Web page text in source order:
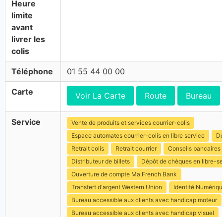
Heure
limite
avant
livrer les
colis
Téléphone 01 55 44 00 00
Carte Voir La Carte Route Bureau
Service
Vente de produits et services courrier-colis
Espace automates courrier-colis en libre service
Retrait colis
Retrait courrier
Conseils bancaires
Distributeur de billets
Dépôt de chèques en libre-
Ouverture de compte Ma French Bank
Transfert d'argent Western Union
Identité
Bureau accessible aux clients avec handicap moteur
Bureau accessible aux clients avec handicap visuel